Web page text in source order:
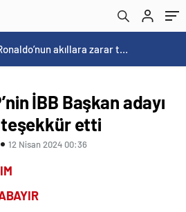
Cristiano Ronaldo’nun akıllara zarar tüm kariyerinin istatistiğini çıkardık !
İBB Başkan adayı
teşekkür etti
12 Nisan 2024 00:36